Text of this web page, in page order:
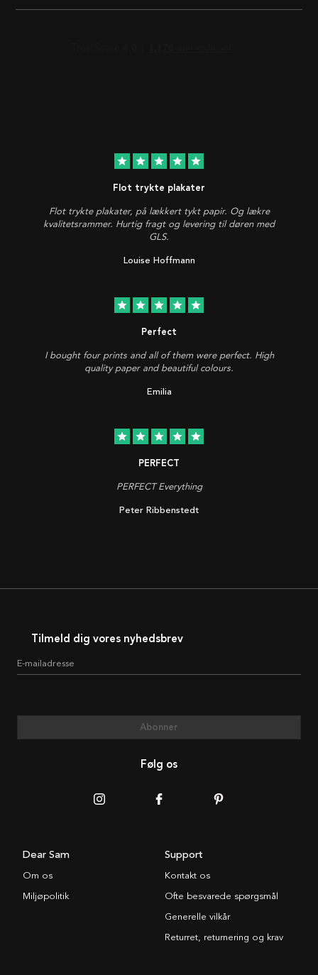
star star star star star
Flot trykte plakater
Flot trykte plakater, på lækkert tykt papir. Og lækre
kvalitetsrammer. Hurtig fragt og levering til døren med
GLS.
Louise Hoffmann
star star star star star
Perfect
I bought four prints and all of them were perfect. High
quality paper and beautiful colours.
Emilia
star star star star star
PERFECT
PERFECT Everything
Peter Ribbenstedt
Tilmeld dig vores nyhedsbrev
E-mailadresse
Abonner
Følg os
Dear Sam
Om os
Miljøpolitik
Support
Kontakt os
Ofte besvarede spørgsmål
Generelle vilkår
Returret, returnering og krav